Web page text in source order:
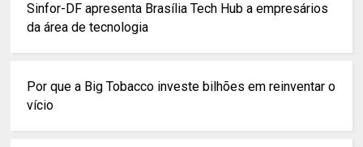
Sinfor-DF apresenta Brasília Tech Hub a empresários
da área de tecnologia
Por que a Big Tobacco investe bilhões em reinventar o
vício